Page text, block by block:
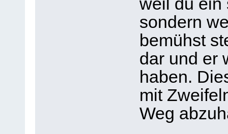
sondern
bemühst
dar und er
haben.
mit
Weg